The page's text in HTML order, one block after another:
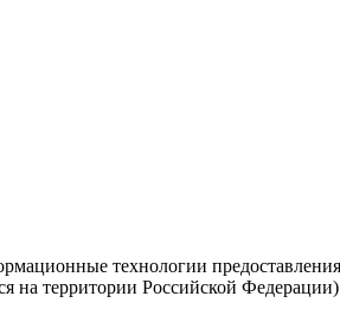
технологии
на территории Российской Федерации)